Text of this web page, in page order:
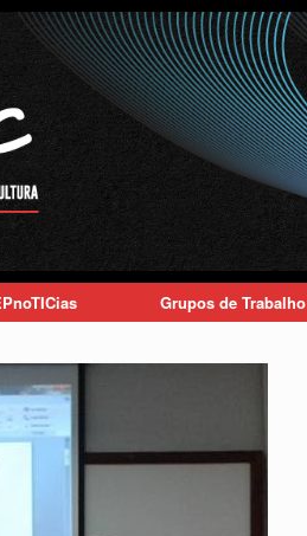
Grupos de Trabalho